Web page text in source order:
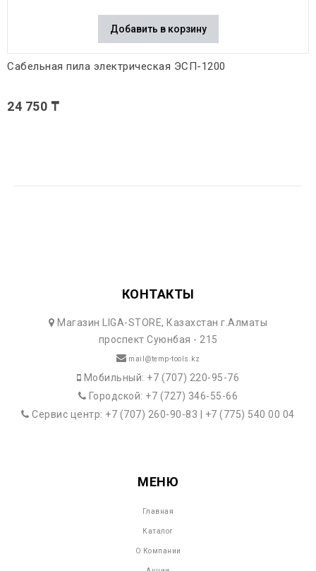
Добавить в корзину
Сабельная пила электрическая ЭСП-1200
24 750 ₸
КОНТАКТЫ
Магазин LIGA-STORE, Казахстан г.Алматы
проспект Суюнбая - 215
mail@temp-tools.kz
Мобильный: +7 (707) 220-95-76
Городской: +7 (727) 346-55-66
Сервис центр: +7 (707) 260-90-83 | +7 (775) 540 00 04
МЕНЮ
Главная
Каталог
О Компании